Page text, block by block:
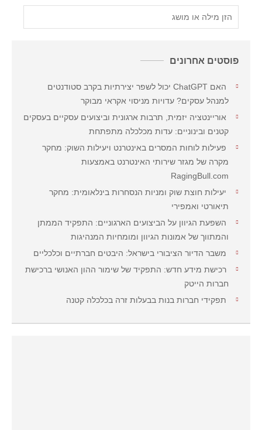
פוסטים אחרונים
האם ChatGPT יכול לשפר יצירתיות בקרב סטודנטים
למנהל עסקים? עדויות מניסוי אקראי מבוקר
אוריינטציה יזמית, תרבות ארגונית וביצועים עסקיים בעסקים
קטנים ובינוניים: עדות מכלכלה מתפתחת
פעילות לוחות המסרים באינטרנט ויעילות השוק: מחקר
מקרה של מגזר שירותי האינטרנט באמצעות
RagingBull.com
יעילות חוצת שוק ומניות הנסחרות בינלאומית: מחקר
תיאורטי ואמפירי
השפעת הגיוון על הביצועים הארגוניים: התפקיד הממתן
והמתווך של אמונות הגיוון ומומחיות המנהיגות
משבר הדיור הציבורי בישראל: היבטים חברתיים וכלכליים
רכישת מידע חדש: התפקיד של שימור ההון האנושי ברכישת
חברות הייטק
תפקידי חברות בנות בבעלות זרה בכלכלה קטנה